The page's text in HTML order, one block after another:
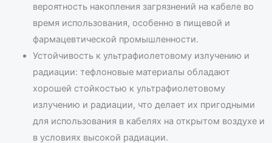
вероятность накопления загрязнений на кабеле во
время использования, особенно в пищевой и
фармацевтической промышленности.
Устойчивость к ультрафиолетовому излучению и
радиации: тефлоновые материалы обладают
хорошей стойкостью к ультрафиолетовому
излучению и радиации, что делает их пригодными
для использования в кабелях на открытом воздухе и
в условиях высокой радиации.